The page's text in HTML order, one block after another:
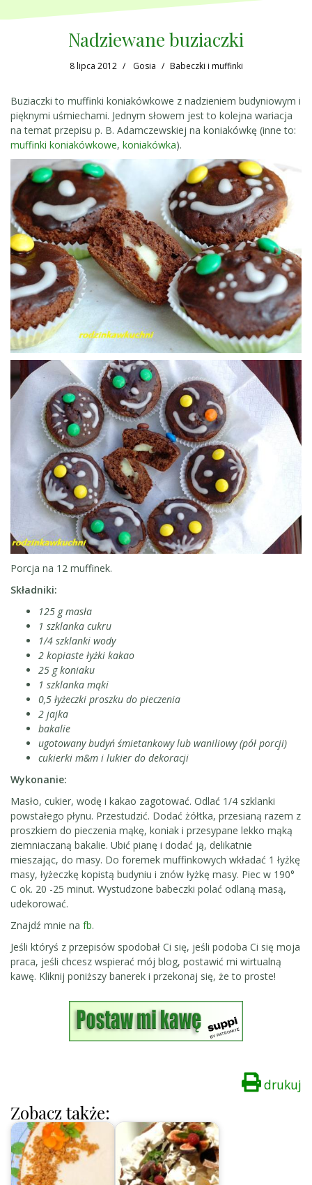
Nadziewane buziaczki
8 lipca 2012 Gosia Babeczki i muffinki
Buziaczki to muffinki koniakówkowe z nadzieniem budyniowym i
pięknymi uśmiechami. Jednym słowem jest to kolejna wariacja
na temat przepisu p. B. Adamczewskiej na koniakówkę (inne to:
muffinki koniakówkowe, koniakówka).
Porcja na 12 muffinek.
Składniki:
125 g masła
1 szklanka cukru
1/4 szklanki wody
2 kopiaste łyżki kakao
25 g koniaku
1 szklanka mąki
0,5 łyżeczki proszku do pieczenia
2 jajka
bakalie
ugotowany budyń śmietankowy lub waniliowy (pół porcji)
cukierki m&m i lukier do dekoracji
Wykonanie:
Masło, cukier, wodę i kakao zagotować. Odlać 1/4 szklanki
powstałego płynu. Przestudzić. Dodać żółtka, przesianą razem z
proszkiem do pieczenia mąkę, koniak i przesypane lekko mąką
ziemniaczaną bakalie. Ubić pianę i dodać ją, delikatnie
mieszając, do masy. Do foremek muffinkowych wkładać 1 łyżkę
masy, łyżeczkę kopistą budyniu i znów łyżkę masy. Piec w 190°
C ok. 20 -25 minut. Wystudzone babeczki polać odlaną masą,
udekorować.
Znajdź mnie na fb.
Jeśli któryś z przepisów spodobał Ci się, jeśli podoba Ci się moja
praca, jeśli chcesz wspierać mój blog, postawić mi wirtualną
kawę. Kliknij poniższy banerek i przekonaj się, że to proste!
drukuj
Zobacz także: